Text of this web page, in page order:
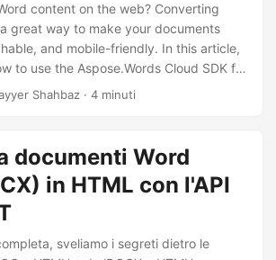
content on the web? Converting
great way to make your documents
and mobile-friendly. In this article,
to use the Aspose.Words Cloud SDK for
DOCX or DOC files to clean, responsive
Shahbaz · 4 minuti
documenti Word
in HTML con l'API
sveliamo i segreti dietro le